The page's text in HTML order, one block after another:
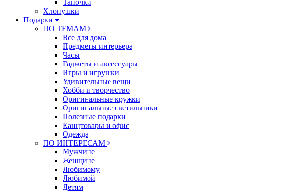
Тапочки
Хлопушки
Подарки
ПО ТЕМАМ
Все для дома
Предметы интерьера
Часы
Гаджеты и аксессуары
Игры и игрушки
Удивительные вещи
Хобби и творчество
Оригинальные кружки
Оригинальные светильники
Полезные подарки
Канцтовары и офис
Одежда
ПО ИНТЕРЕСАМ
Мужчине
Женщине
Любимому
Любимой
Детям